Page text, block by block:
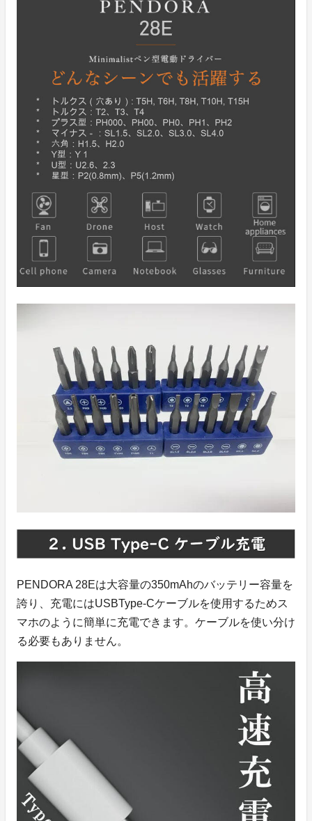
PENDORA 28Eは大容量の350mAhのバッテリー容量を
誇り、充電にはUSBType-Cケーブルを使用するためス
マホのように簡単に充電できます。ケーブルを使い分け
る必要もありません。